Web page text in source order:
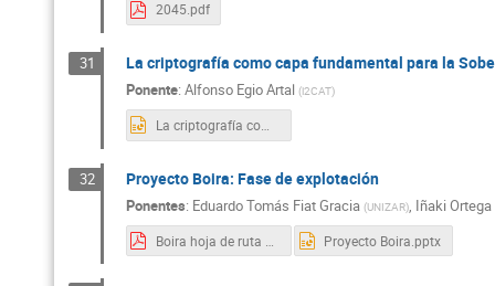
2045.pdf
31 La criptografía como capa fundamental para la
Ponente: Alfonso Egio Artal (i2CAT)
La criptografía como capa fundamental para la Soberanía Digital.pptx
32 Proyecto Boira: Fase de explotación
Ponentes: Eduardo Tomás Fiat Gracia (UNIZAR), Iñaki Ortega
Proyecto Boira.pptx